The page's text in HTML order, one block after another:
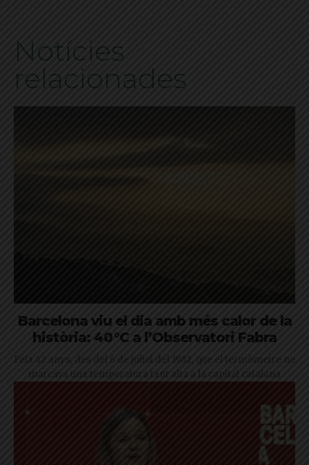
Notícies
relacionades
Barcelona viu el dia amb més calor de la
història: 40 °C a l’Observatori Fabra
Feia 42 anys, des del 6 de juliol del 1982, que el termòmetre no
marcava una temperatura tant alta a la capital catalana